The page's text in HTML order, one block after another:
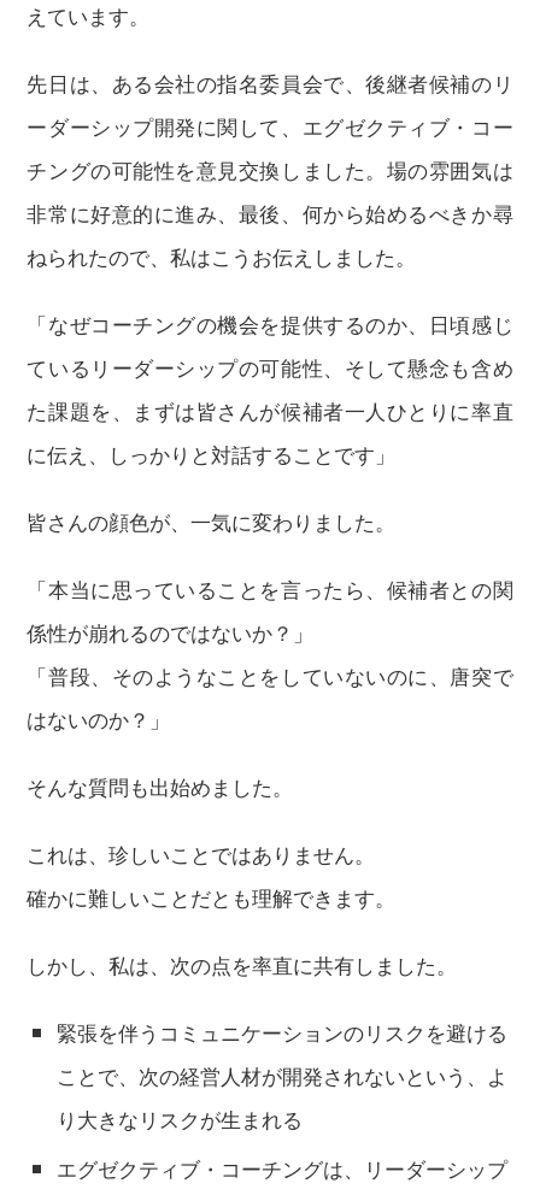
えています。
先日は、ある会社の指名委員会で、後継者候補のリ
ーダーシップ開発に関して、エグゼクティブ・コー
チングの可能性を意見交換しました。場の雰囲気は
非常に好意的に進み、最後、何から始めるべきか尋
ねられたので、私はこうお伝えしました。
「なぜコーチングの機会を提供するのか、日頃感じ
ているリーダーシップの可能性、そして懸念も含め
た課題を、まずは皆さんが候補者一人ひとりに率直
に伝え、しっかりと対話することです」
皆さんの顔色が、一気に変わりました。
「本当に思っていることを言ったら、候補者との関
係性が崩れるのではないか？」
「普段、そのようなことをしていないのに、唐突で
はないのか？」
そんな質問も出始めました。
これは、珍しいことではありません。
確かに難しいことだとも理解できます。
しかし、私は、次の点を率直に共有しました。
緊張を伴うコミュニケーションのリスクを避ける
ことで、次の経営人材が開発されないという、よ
り大きなリスクが生まれる
エグゼクティブ・コーチングは、リーダーシップ